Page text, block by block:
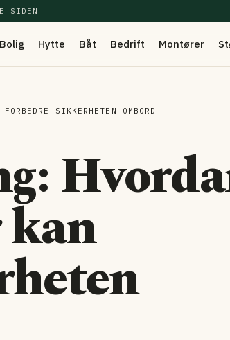
SIDEN
Bolig Hytte Båt Bedrift Montører
SIKKERHETEN OMBORD
kan